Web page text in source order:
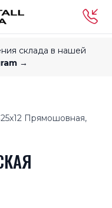
склада в нашей
→
Прямошовная,